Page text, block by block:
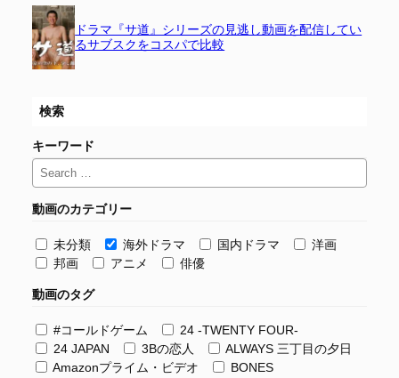
ドラマ『サ道』シリーズの見逃し動画を配信してい
るサブスクをコスパで比較
検索
キーワード
動画のカテゴリー
未分類 海外ドラマ 国内ドラマ
洋画
邦画
アニメ 俳優
動画のタグ
#コールドゲーム
24 -TWENTY FOUR-
24 JAPAN
3Bの恋人
ALWAYS 三丁目の夕日
Amazonプライム・ビデオ
BONES